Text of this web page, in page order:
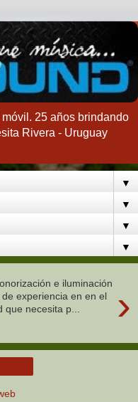
25 años brindando
Rivera - Uruguay
▼
▼
▼
▼
›
e iluminación
experiencia en en el
necesita p...